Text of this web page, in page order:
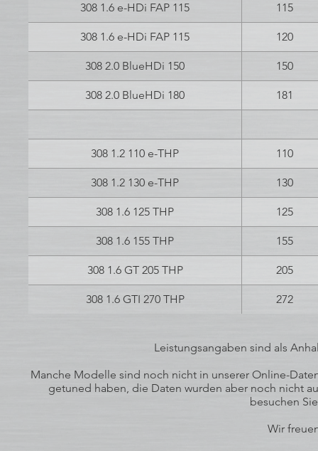
308 1.6 e-HDi FAP 115 115
308 1.6 e-HDi FAP 115 120
308 2.0 BlueHDi 150 150
308 2.0 BlueHDi 180 181
308 1.2 110 e-THP 110
308 1.2 130 e-THP 130
308 1.6 125 THP 125
308 1.6 155 THP 155
308 1.6 GT 205 THP 205
308 1.6 GTI 270 THP 272
Leistungsangaben sind als
Manche Modelle sind noch nicht in unserer Online-
getuned haben, die Daten wurden aber noch nicht
besuchen
Wir